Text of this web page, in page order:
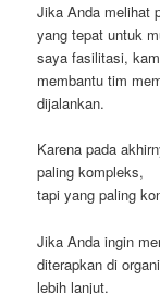
Jika Anda melihat
yang tepat untuk
saya fasilitasi,
membantu tim
dijalankan.
Karena pada
paling kompleks,
tapi yang paling
Jika Anda ingin
diterapkan di
lebih lanjut.